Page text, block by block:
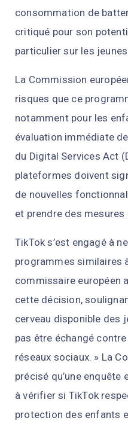
consommation de
critiqué pour son
particulier sur les jeunes.
La Commission
risques que ce
notamment pour les
évaluation immédiate
du Digital Services Act
plateformes doivent
de nouvelles
et prendre des mesures
TikTok s’est engagé à
programmes similaires
commissaire européen
cette décision,
cerveau disponible des
pas être échangé
réseaux sociaux. » La
précisé qu’une
à vérifier si TikTok
protection des enfants